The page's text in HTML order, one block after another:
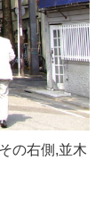
の右側,並木